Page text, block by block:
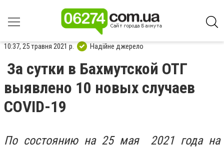
10:37, 25 травня 2021 р. Надійне джерело
За сутки в Бахмутской ОТГ
выявлено 10 новых случаев
СOVID-19
По состоянию на 25 мая 2021 года на